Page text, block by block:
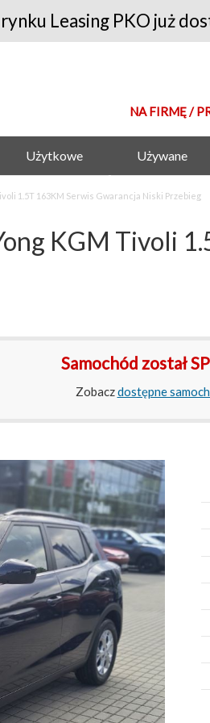
Leasing PKO już
NA FIRMĘ /
Użytkowe Używane
1.5T 163KM Serwis Gwarancja Niski Przebieg
KGM Tivoli
Samochód został
Zobaczdostępne